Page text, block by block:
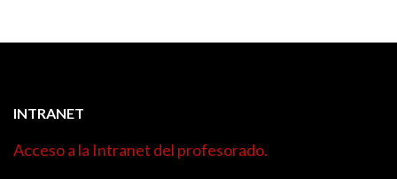
INTRANET
Acceso a la Intranet del profesorado.